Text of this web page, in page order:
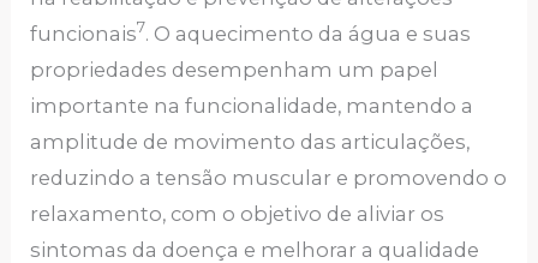
funcionais7. O aquecimento da água e suas
propriedades desempenham um papel
importante na funcionalidade, mantendo a
amplitude de movimento das articulações,
reduzindo a tensão muscular e promovendo o
relaxamento, com o objetivo de aliviar os
sintomas da doença e melhorar a qualidade